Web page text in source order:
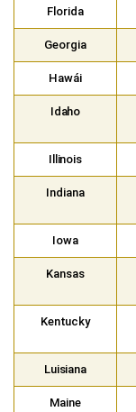
Florida
Georgia
Hawái
Idaho
Illinois
Indiana
Iowa
Kansas
Kentucky
Luisiana
Maine